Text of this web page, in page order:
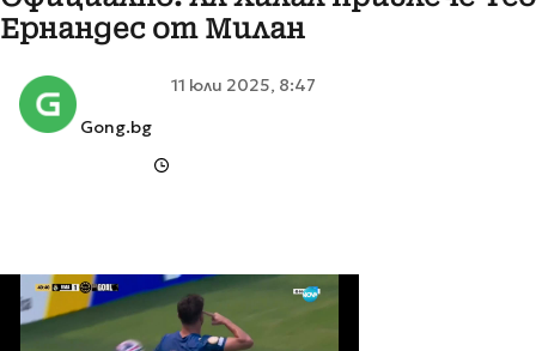
Ернандес от Милан
Gong.bg
11 юли 2025, 8:47